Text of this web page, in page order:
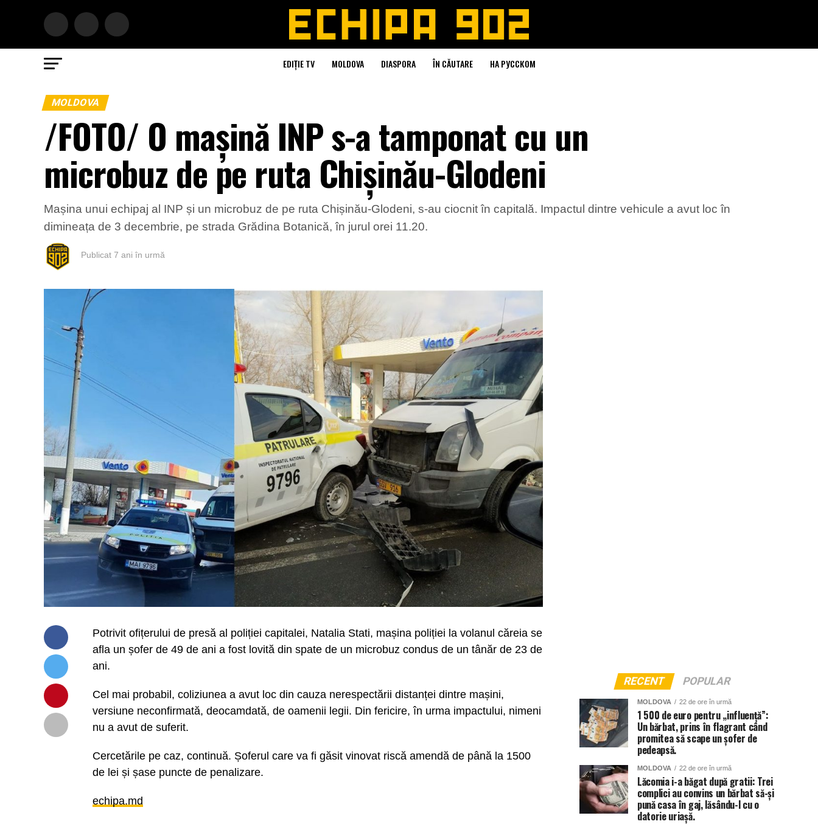
EDIȚIE TV MOLDOVA DIASPORA ÎN CĂUTARE НА РУССКОМ
MOLDOVA
/FOTO/ O mașină INP s-a tamponat cu un
microbuz de pe ruta Chișinău-Glodeni
Mașina unui echipaj al INP și un microbuz de pe ruta Chișinău-Glodeni, s-au ciocnit în capitală. Impactul dintre vehicule a avut loc în
dimineața de 3 decembrie, pe strada Grădina Botanică, în jurul orei 11.20.
Publicat 7 ani în urmă
Potrivit ofițerului de presă al poliției capitalei, Natalia Stati, mașina poliției la volanul căreia se
afla un șofer de 49 de ani a fost lovită din spate de un microbuz condus de un tânăr de 23 de
ani.
Cel mai probabil, coliziunea a avut loc din cauza nerespectării distanței dintre mașini,
versiune neconfirmată, deocamdată, de oamenii legii. Din fericire, în urma impactului, nimeni
nu a avut de suferit.
Cercetările pe caz, continuă. Șoferul care va fi găsit vinovat riscă amendă de până la 1500
de lei și șase puncte de penalizare.
echipa.md
RECENT POPULAR
MOLDOVA 22 de ore în urmă
1 500 de euro pentru „influență”:
Un bărbat, prins în flagrant când
promitea să scape un șofer de
pedeapsă.
MOLDOVA 22 de ore în urmă
Lăcomia i-a băgat după gratii: Trei
complici au convins un bărbat să-și
pună casa în gaj, lăsându-l cu o
datorie uriașă.